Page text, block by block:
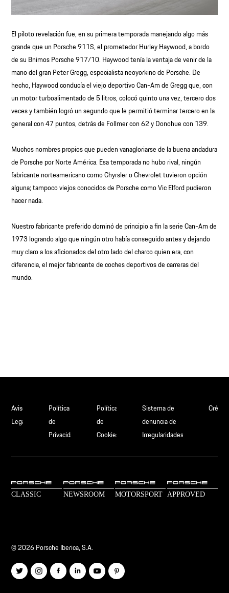
El piloto revelación fue, en su primera temporada manejando algo más
grande que un Porsche 911S, el prometedor Hurley Haywood, a bordo
de su Bnimos Porsche 917/10. Haywood tenía la ventaja de venir de la
mano del gran Peter Gregg, especialista neoyorkino de Porsche. De
hecho, Haywood conducía el viejo deportivo Can-Am de Gregg que, con
un motor turboalimentado de 5 litros, colocó quinto una vez, tercero dos
veces y también logró un segundo que le permitió terminar tercero en la
general con 47 puntos, detrás de Follmer con 62 y Donohue con 139.
Muchos nombres propios que pueden vanagloriarse de la buena andadura
de Porsche por Norte América. Esa temporada no hubo rival, ningún
fabricante norteamericano como Chyrsler o Chevrolet tuvieron opción
alguna; tampoco viejos conocidos de Porsche como Vic Elford pudieron
hacer nada.
Nuestro fabricante preferido dominó de principio a fin la serie Can-Am de
1973 logrando algo que ningún otro había conseguido antes y dejando
muy claro a los aficionados del otro lado del charco quien era, con
diferencia, el mejor fabricante de coches deportivos de carreras del
mundo.
Aviso
Legal
Política
de
Privacidad
Política
de
Cookies
Sistema de
denuncia de
Irregularidades
© 2026 Porsche Iberica, S.A.